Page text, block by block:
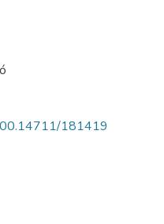
181419